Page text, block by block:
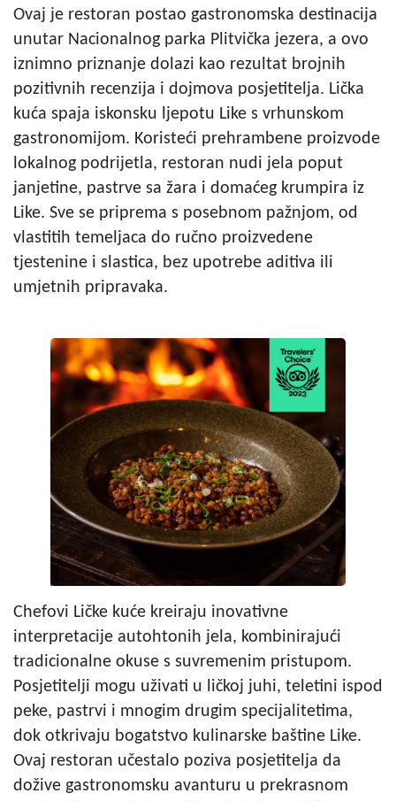
Ovaj je restoran postao gastronomska destinacija
unutar Nacionalnog parka Plitvička jezera, a ovo
iznimno priznanje dolazi kao rezultat brojnih
pozitivnih recenzija i dojmova posjetitelja. Lička
kuća spaja iskonsku ljepotu Like s vrhunskom
gastronomijom. Koristeći prehrambene proizvode
lokalnog podrijetla, restoran nudi jela poput
janjetine, pastrve sa žara i domaćeg krumpira iz
Like. Sve se priprema s posebnom pažnjom, od
vlastitih temeljaca do ručno proizvedene
tjestenine i slastica, bez upotrebe aditiva ili
umjetnih pripravaka.
Chefovi Ličke kuće kreiraju inovativne
interpretacije autohtonih jela, kombinirajući
tradicionalne okuse s suvremenim pristupom.
Posjetitelji mogu uživati u ličkoj juhi, teletini ispod
peke, pastrvi i mnogim drugim specijalitetima,
dok otkrivaju bogatstvo kulinarske baštine Like.
Ovaj restoran učestalo poziva posjetitelja da
dožive gastronomsku avanturu u prekrasnom